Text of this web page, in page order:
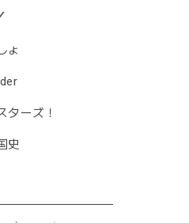
ょ
ターズ！
史